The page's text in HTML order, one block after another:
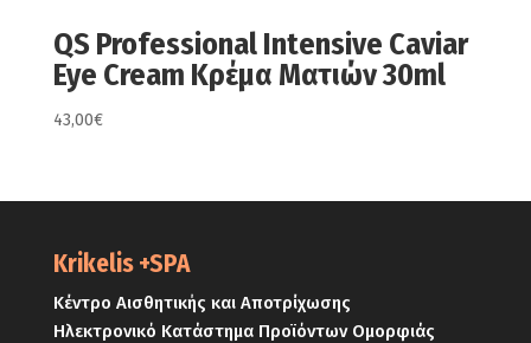
QS Professional Intensive Caviar
Eye Cream Κρέμα Ματιών 30ml
43,00€
Krikelis +SPA
Κέντρο Αισθητικής και Αποτρίχωσης
Ηλεκτρονικό Κατάστημα Προϊόντων Ομορφιάς